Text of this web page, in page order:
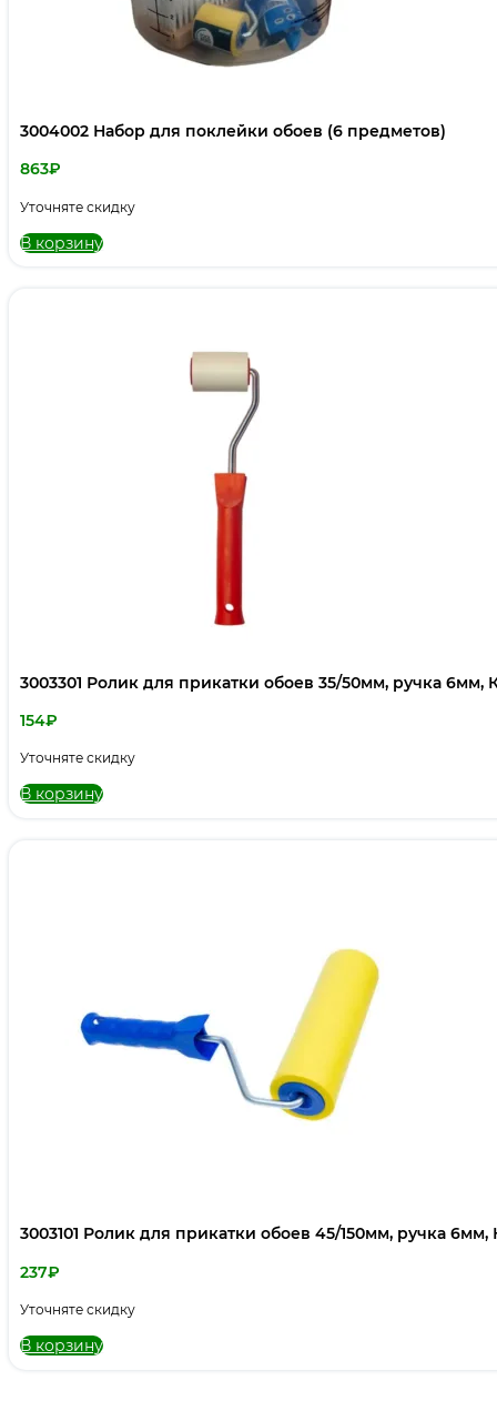
3004002 Набор для поклейки обоев (6 предметов)
863₽
Уточняте скидку
В корзину
3003301 Ролик для прикатки обоев 35/50мм, ручка 6мм,
154₽
Уточняте скидку
В корзину
3003101 Ролик для прикатки обоев 45/150мм, ручка 6мм,
237₽
Уточняте скидку
В корзину